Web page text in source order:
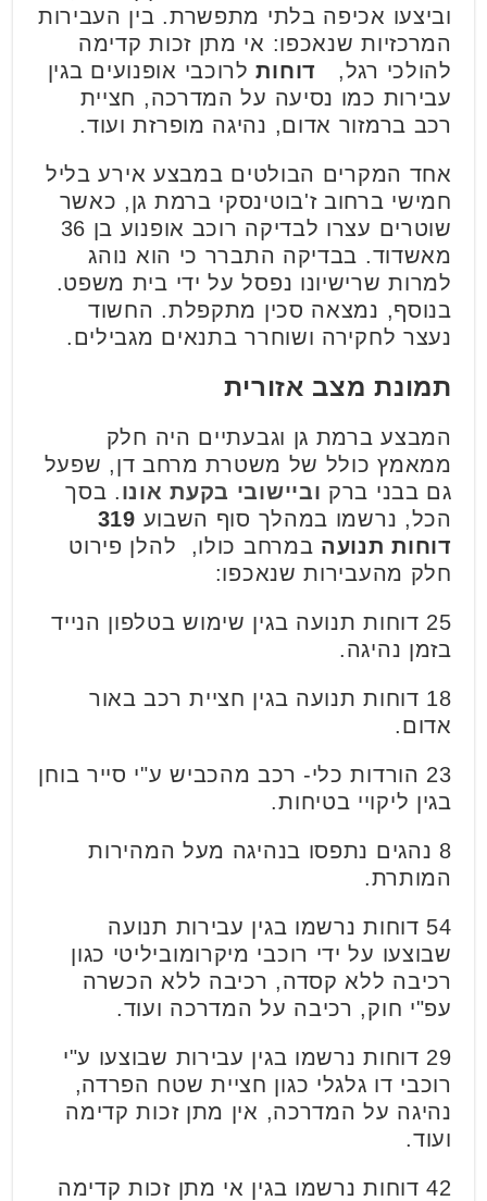
וביצעו אכיפה בלתי מתפשרת. בין העבירות
המרכזיות שנאכפו: אי מתן זכות קדימה
להולכי רגל,
דוחותלרוכבי אופנועים בגין
עבירות כמו נסיעה על המדרכה, חציית
רכב ברמזור אדום, נהיגה מופרזת ועוד.
אחד המקרים הבולטים במבצע אירע בליל
חמישי ברחוב ז'בוטינסקי ברמת גן, כאשר
שוטרים עצרו לבדיקה רוכב אופנוע בן 36
מאשדוד. בבדיקה התברר כי הוא נוהג
למרות שרישיונו נפסל על ידי בית משפט.
בנוסף, נמצאה סכין מתקפלת. החשוד
נעצר לחקירה ושוחרר בתנאים מגבילים.
תמונת מצב אזורית
המבצע ברמת גן וגבעתיים היה חלק
ממאמץ כולל של משטרת מרחב דן, שפעל
גם בבני ברק וביישובי בקעת אונו. בסך
הכל, נרשמו במהלך סוף השבוע 319
דוחות תנועה במרחב כולו, להלן פירוט
חלק מהעבירות שנאכפו:
25 דוחות תנועה בגין שימוש בטלפון הנייד
בזמן נהיגה.
18 דוחות תנועה בגין חציית רכב באור
אדום.
23 הורדות כלי- רכב מהכביש ע"י סייר בוחן
בגין ליקויי בטיחות.
8 נהגים נתפסו בנהיגה מעל המהירות
המותרת.
54 דוחות נרשמו בגין עבירות תנועה
שבוצעו על ידי רוכבי מיקרומוביליטי כגון
רכיבה ללא קסדה, רכיבה ללא הכשרה
עפ"י חוק, רכיבה על המדרכה ועוד.
29 דוחות נרשמו בגין עבירות שבוצעו ע"י
רוכבי דו גלגלי כגון חציית שטח הפרדה,
נהיגה על המדרכה, אין מתן זכות קדימה
ועוד.
42 דוחות נרשמו בגין אי מתן זכות קדימה